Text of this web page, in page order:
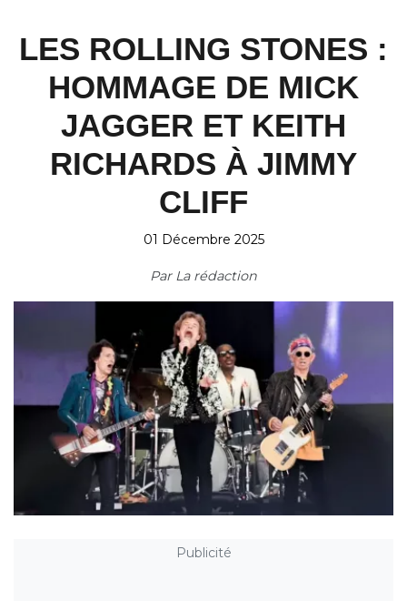
LES ROLLING STONES :
HOMMAGE DE MICK
JAGGER ET KEITH
RICHARDS À JIMMY
CLIFF
01 Décembre 2025
Par La rédaction
Publicité